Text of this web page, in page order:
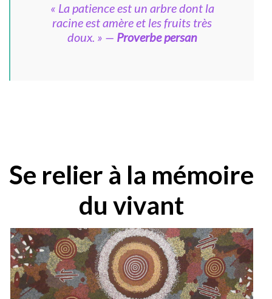
« La patience est un arbre dont la
racine est amère et les fruits très
doux. » — Proverbe persan
Se relier à la mémoire
du vivant